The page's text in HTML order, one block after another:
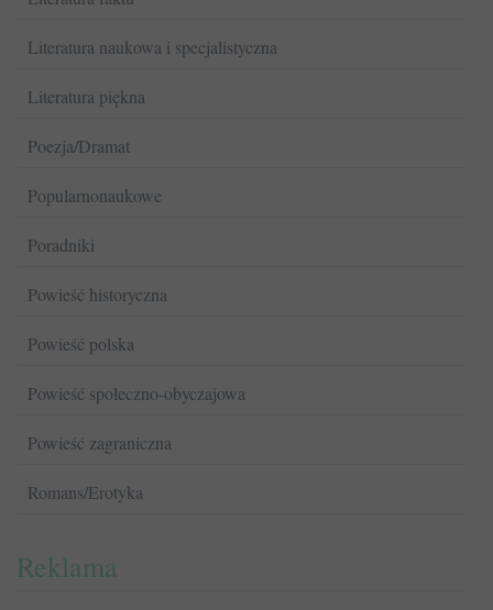
Literatura naukowa i specjalistyczna
Literatura piękna
Poezja/Dramat
Popularnonaukowe
Poradniki
Powieść historyczna
Powieść polska
Powieść społeczno-obyczajowa
Powieść zagraniczna
Romans/Erotyka
Reklama